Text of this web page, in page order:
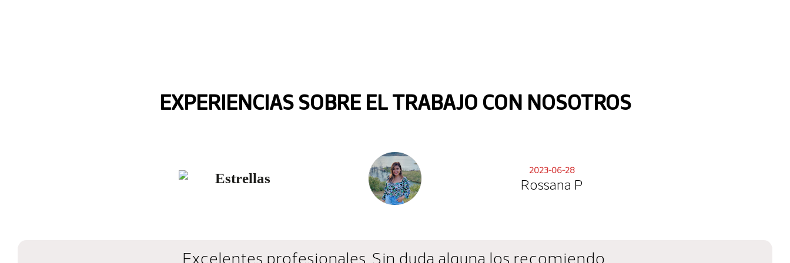
EXPERIENCIAS SOBRE EL TRABAJO CON NOSOTROS
2023-06-28
Rossana P
Excelentes profesionales. Sin duda alguna los recomiendo.